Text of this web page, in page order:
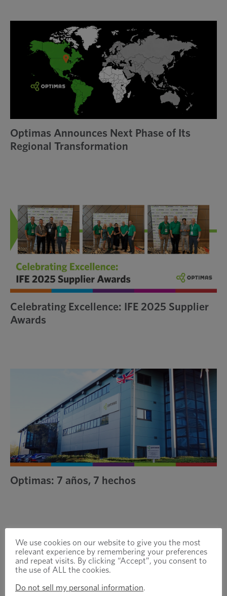
Optimas Announces Next Phase of Its
Regional Transformation
Celebrating Excellence: IFE 2025 Supplier
Awards
Optimas: 7 años, 7 hechos
Suscríbase para
We use cookies on our website to give you the most
relevant experience by remembering your preferences
and repeat visits. By clicking “Accept”, you consent to
the use of ALL the cookies.
Do not sell my personal information.